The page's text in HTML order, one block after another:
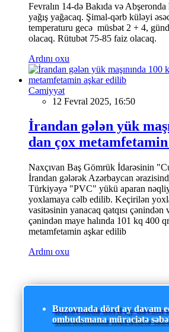
Fevralın 14-də Bakıda və
yağış yağacaq. Şimal-qərb küləyi
temperaturu gecə müsbət 2 + 4,
olacaq. Rütubət 75-85 faiz olacaq.
Ardını oxu
Cəmiyyət
12 Fevral 2025, 16:50
İrandan gələn yük
dan çox
Naxçıvan Baş Gömrük İdarəsinin
İrandan gələrək Azərbaycan
Türkiyəyə "PVC" yükü aparan
yoxlamaya cəlb edilib. Keçirilən
vasitəsinin yanacaq qatqısı çənindən
çənindən maye halında 101 kq 400
metamfetamin aşkar edilib
Ardını oxu
Buzovnada dörd ay davam
ombudsmana müraciətə